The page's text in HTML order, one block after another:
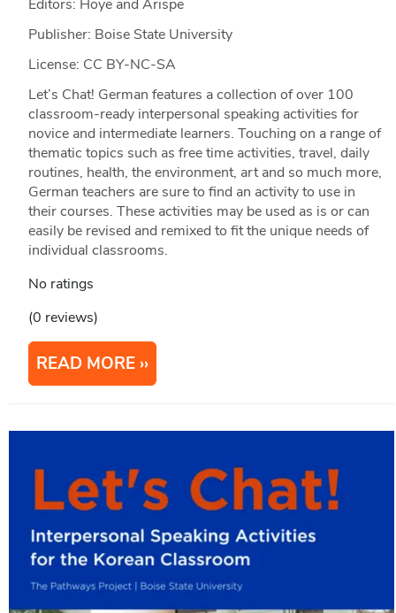
Editors: Hoye and Arispe
Publisher: Boise State University
License: CC BY-NC-SA
Let’s Chat! German features a collection of over 100
classroom-ready interpersonal speaking activities for
novice and intermediate learners. Touching on a range of
thematic topics such as free time activities, travel, daily
routines, health, the environment, art and so much more,
German teachers are sure to find an activity to use in
their courses. These activities may be used as is or can
easily be revised and remixed to fit the unique needs of
individual classrooms.
No ratings
(0 reviews)
READ MORE